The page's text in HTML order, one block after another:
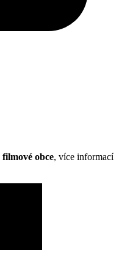
filmové obce, více informací